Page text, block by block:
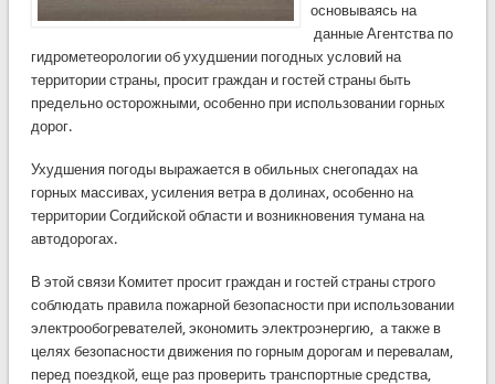
основываясь на
данные Агентства по
гидрометеорологии об ухудшении погодных условий на
территории страны, просит граждан и гостей страны быть
предельно осторожными, особенно при использовании горных
дорог.
Ухудшения погоды выражается в обильных снегопадах на
горных массивах, усиления ветра в долинах, особенно на
территории Согдийской области и возникновения тумана на
автодорогах.
В этой связи Комитет просит граждан и гостей страны строго
соблюдать правила пожарной безопасности при использовании
электрообогревателей, экономить электроэнергию, а также в
целях безопасности движения по горным дорогам и перевалам,
перед поездкой, еще раз проверить транспортные средства,